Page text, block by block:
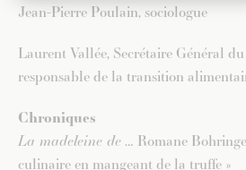
Jean-Pierre Poulain, sociologue
Laurent Vallée, Secrétaire Général
responsable de la transition
Chroniques
La madeleine de … Romane
culinaire en mangeant de la truffe »